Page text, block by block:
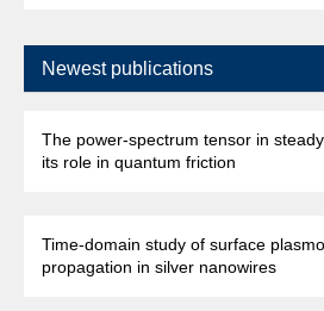
Newest publications
The power-spectrum tensor in
its role in quantum friction
Time-domain study of surface
propagation in silver nanowires